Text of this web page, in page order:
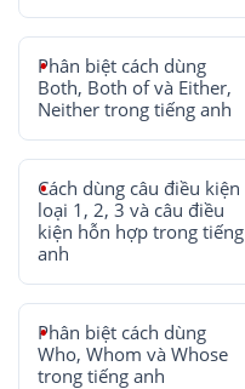
Phân biệt cách dùng
Both, Both of và Either,
Neither trong tiếng anh
Cách dùng câu điều kiện
loại 1, 2, 3 và câu điều
kiện hỗn hợp trong tiếng
anh
Phân biệt cách dùng
Who, Whom và Whose
trong tiếng anh